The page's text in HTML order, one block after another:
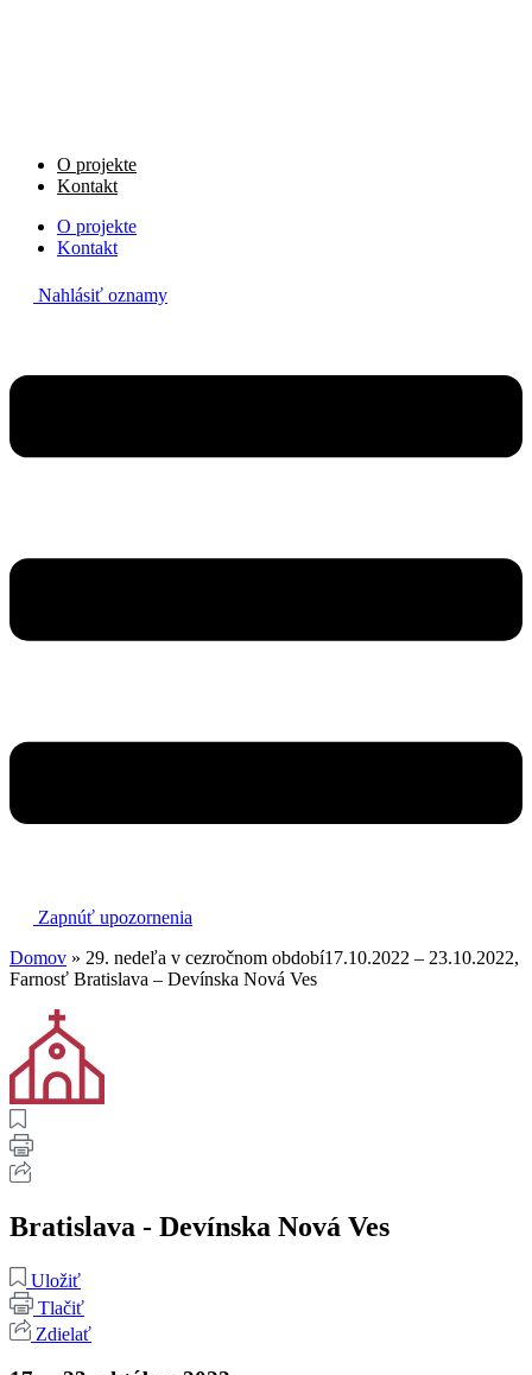
O projekte
Kontakt
O projekte
Kontakt
Nahlásiť oznamy
Zapnúť upozornenia
Domov » 29. nedeľa v cezročnom období17.10.2022 – 23.10.2022,
Farnosť Bratislava – Devínska Nová Ves
Bratislava - Devínska Nová Ves
Uložiť
Tlačiť
Zdielať